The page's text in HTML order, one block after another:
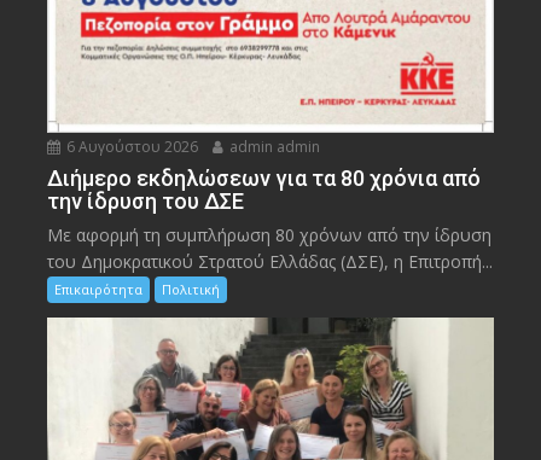
6 Αυγούστου 2026 admin admin
Διήμερο εκδηλώσεων για τα 80 χρόνια από
την ίδρυση του ΔΣΕ
Με αφορμή τη συμπλήρωση 80 χρόνων από την ίδρυση
του Δημοκρατικού Στρατού Ελλάδας (ΔΣΕ), η Επιτροπή...
Επικαιρότητα Πολιτική